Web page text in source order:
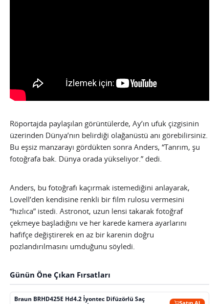
Röportajda paylaşılan görüntülerde, Ay’ın ufuk çizgisinin
üzerinden Dünya’nın belirdiği olağanüstü anı görebilirsiniz.
Bu eşsiz manzarayı gördükten sonra Anders, “Tanrım, şu
fotoğrafa bak. Dünya orada yükseliyor.” dedi.
Anders, bu fotoğrafı kaçırmak istemediğini anlayarak,
Lovell’den kendisine renkli bir film rulosu vermesini
“hızlıca” istedi. Astronot, uzun lensi takarak fotoğraf
çekmeye başladığını ve her karede kamera ayarlarını
hafifçe değiştirerek en az bir karenin doğru
pozlandırılmasını umduğunu söyledi.
Günün Öne Çıkan Fırsatları
Braun BRHD425E Hd4.2 İyontec Difüzörlü Saç